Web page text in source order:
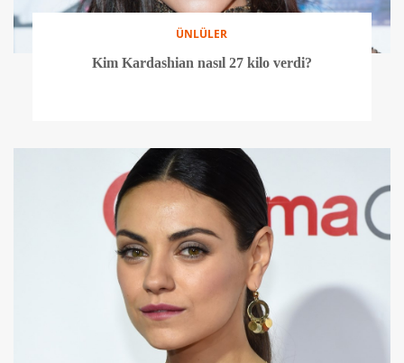
ÜNLÜLER
Kim Kardashian nasıl 27 kilo verdi?